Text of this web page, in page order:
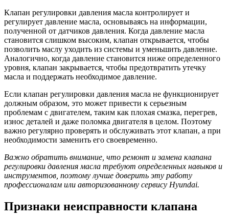
Клапан регулировки давления масла контролирует и
регулирует давление масла, основываясь на информации,
полученной от датчиков давления. Когда давление масла
становится слишком высоким, клапан открывается, чтобы
позволить маслу уходить из системы и уменьшить давление.
Аналогично, когда давление становится ниже определенного
уровня, клапан закрывается, чтобы предотвратить утечку
масла и поддержать необходимое давление.
Если клапан регулировки давления масла не функционирует
должным образом, это может привести к серьезным
проблемам с двигателем, таким как плохая смазка, перегрев,
износ деталей и даже поломка двигателя в целом. Поэтому
важно регулярно проверять и обслуживать этот клапан, а при
необходимости заменить его своевременно.
Важно обратить внимание, что ремонт и замена клапана
регулировки давления масла требуют определенных навыков и
инструментов, поэтому лучше доверить эту работу
профессионалам или авторизованному сервису Hyundai.
Признаки неисправности клапана